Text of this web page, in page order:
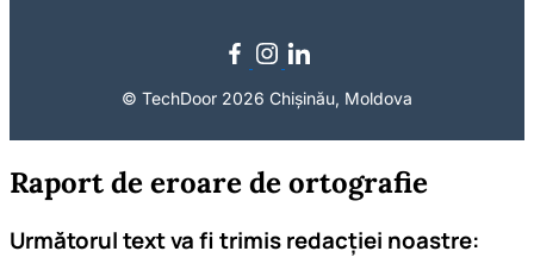
© TechDoor 2026 Chișinău, Moldova
Raport de eroare de ortografie
Următorul text va fi trimis redacției noastre: